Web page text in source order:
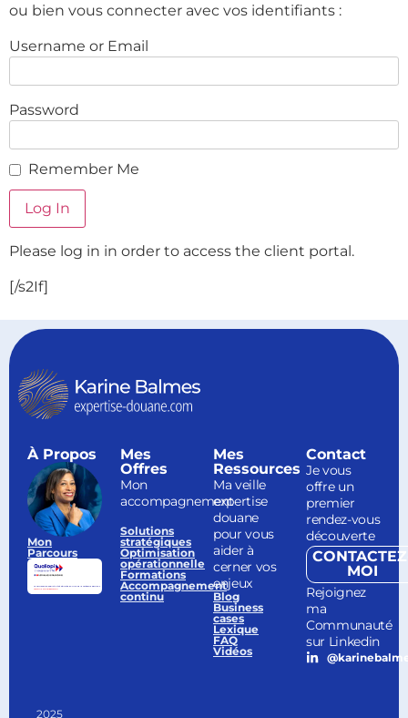
ou bien vous connecter avec vos identifiants :
Username or Email
Password
Remember Me
Please log in in order to access the client portal.
[/s2If]
À Propos
Mon
Parcours
Mes
Offres
Mon
accompagnement
Solutions
stratégiques
Optimisation
opérationnelle
Formations
Accompagnement
continu
Mes
Ressources
Ma veille
expertise
douane
pour vous
aider à
cerner vos
enjeux
Blog
Business
cases
Lexique
FAQ
Vidéos
Contact
Je vous
offre un
premier
rendez-vous
découverte
MOI
Rejoignez
ma
Communauté
sur Linkedin
2025